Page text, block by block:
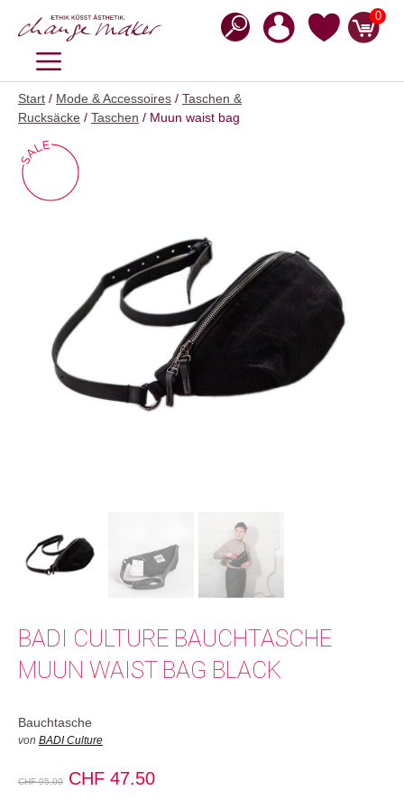
Inhalt
0
MENÜ
Start / Mode & Accessoires / Taschen &
Rucksäcke / Taschen / Muun waist bag
BADI CULTURE BAUCHTASCHE
MUUN WAIST BAG BLACK
Bauchtasche
von BADI Culture
CHF95.00
Ursprünglicher
CHF 47.50Aktueller